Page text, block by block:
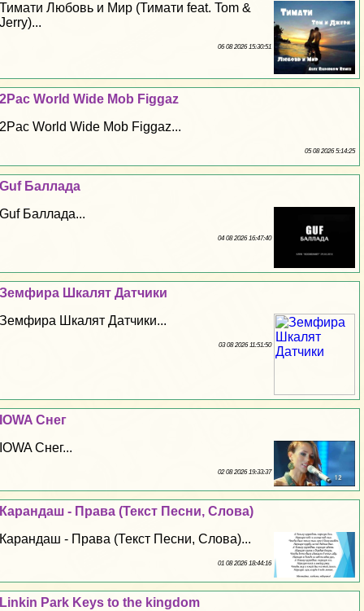
Тимати Любовь и Мир (Тимати feat. Tom &
Jerry)...
06 08 2026 15:30:51
2Pac World Wide Mob Figgaz
2Pac World Wide Mob Figgaz...
05 08 2026 5:14:25
Guf Баллада
Guf Баллада...
04 08 2026 16:47:40
Земфира Шкалят Датчики
Земфира Шкалят Датчики...
03 08 2026 11:51:50
IOWA Снег
IOWA Снег...
02 08 2026 19:33:37
Карандаш - Права (Текст Песни, Слова)
Карандаш - Права (Текст Песни, Слова)...
01 08 2026 18:44:16
Linkin Park Keys to the kingdom